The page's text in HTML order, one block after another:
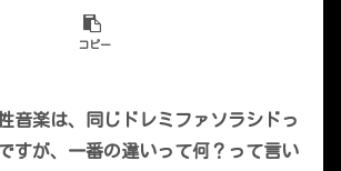
コピー
音楽は、同じドレミファソラシドっ
すが、一番の違いって何？って言い